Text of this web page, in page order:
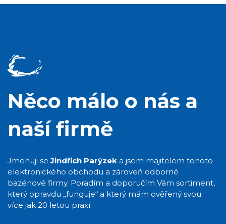
Něco málo o nás a
naší firmě
Jmenuji seJindřich Parýzek a jsem majitelem tohoto
elektronického obchodu a zároveň odborné
bazénové firmy. Poradím a doporučím Vám sortiment,
který opravdu „funguje“ a který mám ověřený svou
více jak 20 letou praxí.